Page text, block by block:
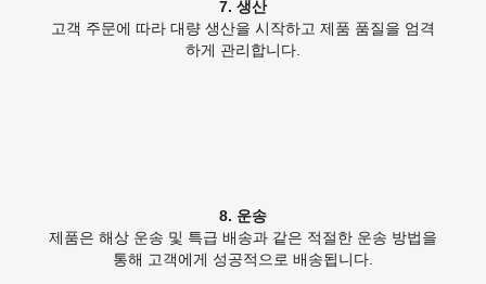
7. 생산
고객 주문에 따라 대량 생산을 시작하고 제품 품질을 엄격
하게 관리합니다.
8. 운송
제품은 해상 운송 및 특급 배송과 같은 적절한 운송 방법을
통해 고객에게 성공적으로 배송됩니다.